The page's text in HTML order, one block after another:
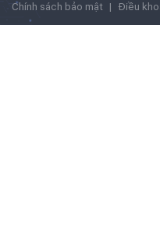
Chính sách bảo mật | Điều